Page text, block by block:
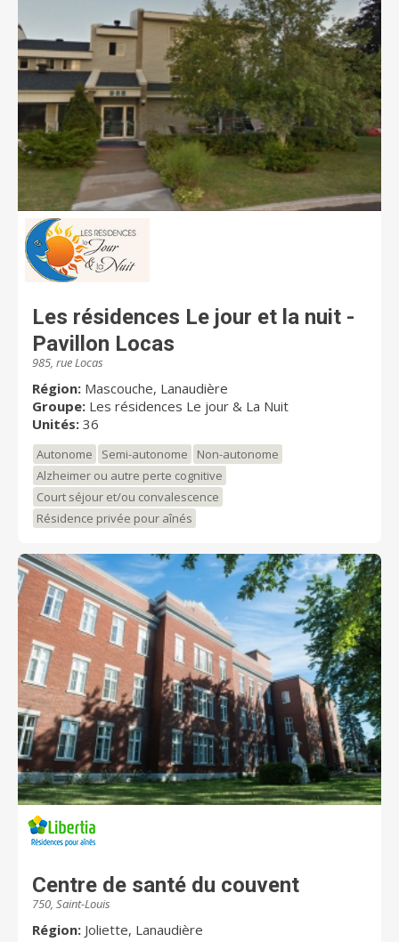
Les résidences Le jour et la nuit -
Pavillon Locas
985, rue Locas
Région: Mascouche, Lanaudière
Groupe: Les résidences Le jour & La Nuit
Unités: 36
Autonome Semi-autonome
Non-autonome
Alzheimer ou autre perte cognitive
Court séjour et/ou convalescence
Résidence privée pour aînés
Centre de santé du couvent
750, Saint-Louis
Région: Joliette, Lanaudière